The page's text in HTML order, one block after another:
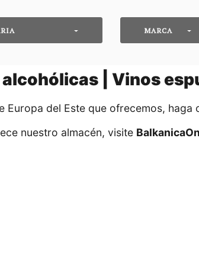
MARCA
| Vinos
del Este que ofrecemos, haga
nuestro almacén, visite